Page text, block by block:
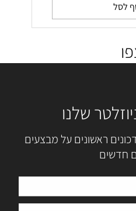
לסל
שלנו
ראשונים על מבצעים
חדשים